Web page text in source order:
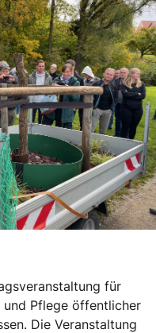
für
Pflege öffentlicher
Die Veranstaltung